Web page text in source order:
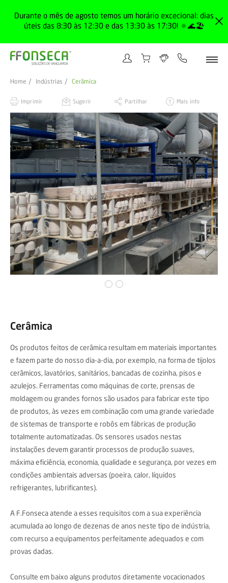
Durante o mês de agosto temos um horário excecional: dias
úteis das 8:30 às 12:30 e das 13:30 às 17:30! 🔅🌊🏖️
Home Indústrias Cerâmica
Imprimir Sugerir Partilhar Mais info
Cerâmica
Os produtos feitos de cerâmica resultam em materiais importantes
e fazem parte do nosso dia-a-dia, por exemplo, na forma de tijolos
cerâmicos, lavatórios, sanitários, bancadas de cozinha, pisos e
azulejos. Ferramentas como máquinas de corte, prensas de
moldagem ou grandes fornos são usados para fabricar este tipo
de produtos, às vezes em combinação com uma grande variedade
de sistemas de transporte e robôs em fábricas de produção
totalmente automatizadas. Os sensores usados nestas
instalações devem garantir processos de produção suaves,
máxima eficiência, economia, qualidade e segurança, por vezes em
condições ambientais adversas (poeira, calor, líquidos
refrigerantes, lubrificantes).
A F.Fonseca atende a esses requisitos com a sua experiência
acumulada ao longo de dezenas de anos neste tipo de indústria,
com recurso a equipamentos perfeitamente adequados e com
provas dadas.
Consulte em baixo alguns produtos diretamente vocacionados